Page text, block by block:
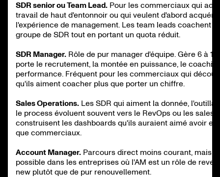
SDR senior ou Team Lead. Pour les commerciaux qui
travail de haut d'entonnoir ou qui veulent d'abord
l'expérience de management. Les team leads coachent
groupe de SDR tout en portant un quota réduit.
SDR Manager. Rôle de pur manager d'équipe. Gère 6 à 10
porte le recrutement, la montée en puissance, le
performance. Fréquent pour les commerciaux qui
qu'ils aiment coacher plus que porter un chiffre.
Sales Operations. Les SDR qui aiment la donnée,
le process évoluent souvent vers le RevOps ou les sales
construisent les dashboards qu'ils auraient aimé avoir en
que commerciaux.
Account Manager. Parcours direct moins courant, mais
possible dans les entreprises où l'AM est un rôle de
new plutôt que de pur renouvellement.